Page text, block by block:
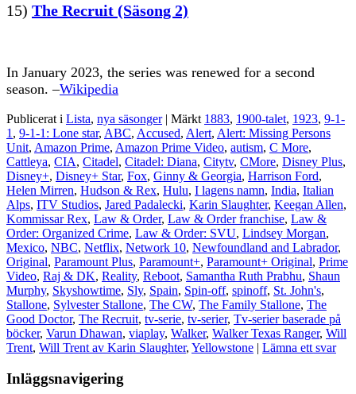
15) The Recruit (Säsong 2)
In January 2023, the series was renewed for a second
season. –Wikipedia
Publicerat i Lista, nya säsonger | Märkt 1883, 1900-talet, 1923, 9-1-
1 , 9-1-1: Lone star, ABC, Accused, Alert, Alert: Missing Persons
Unit, Amazon Prime, Amazon Prime Video, autism, C More,
Cattleya, CIA, Citadel, Citadel: Diana, Citytv, CMore, Disney Plus,
Disney+, Disney+ Star, Fox, Ginny & Georgia, Harrison Ford,
Helen Mirren, Hudson & Rex, Hulu, I lagens namn, India, Italian
Alps, ITV Studios, Jared Padalecki, Karin Slaughter, Keegan Allen,
Kommissar Rex, Law & Order, Law & Order franchise, Law &
Order: Organized Crime, Law & Order: SVU, Lindsey Morgan,
Mexico, NBC, Netflix, Network 10, Newfoundland and Labrador,
Original, Paramount Plus, Paramount+, Paramount+ Original, Prime
Video, Raj & DK, Reality, Reboot, Samantha Ruth Prabhu, Shaun
Murphy, Skyshowtime, Sly, Spain, Spin-off, spinoff, St. John's,
Stallone, Sylvester Stallone, The CW, The Family Stallone, The
Good Doctor, The Recruit, tv-serie, tv-serier, Tv-serier baserade på
böcker, Varun Dhawan, viaplay, Walker, Walker Texas Ranger, Will
Trent, Will Trent av Karin Slaughter, Yellowstone | Lämna ett svar
Inläggsnavigering